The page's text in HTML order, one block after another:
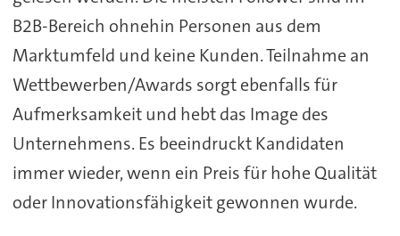
B2B-Bereich ohnehin Personen aus dem
Marktumfeld und keine Kunden. Teilnahme an
Wettbewerben/Awards sorgt ebenfalls für
Aufmerksamkeit und hebt das Image des
Unternehmens. Es beeindruckt Kandidaten
immer wieder, wenn ein Preis für hohe Qualität
oder Innovationsfähigkeit gewonnen wurde.